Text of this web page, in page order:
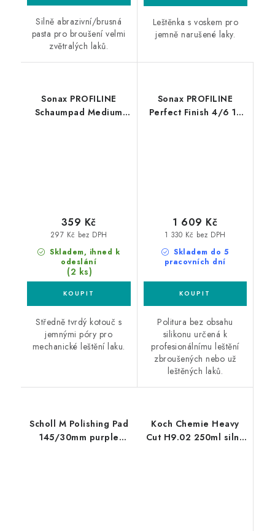
Silně abrazivní/brusná
pasta pro broušení velmi
zvětralých laků.
Leštěnka s voskem pro
jemně narušené laky.
Sonax PROFILINE
Schaumpad Medium
Skladem, ihned k
odeslání
(2 ks)
297 Kč bez DPH
359 Kč
Středně tvrdý kotouč s
jemnými póry pro
mechanické leštění laku.
Sonax PROFILINE
Perfect Finish 4/6 1L
Skladem do 5
pracovních dní
1 330 Kč bez DPH
1 609 Kč
Politura bez obsahu
silikonu určená k
profesionálnímu leštění
zbroušených nebo už
leštěných laků.
Scholl M Polishing Pad
145/30mm purple
Koch Chemie Heavy
Cut H9.02 250ml silná